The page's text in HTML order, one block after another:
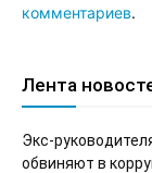
комментариев.
Лента
Экс-
обвиняют в